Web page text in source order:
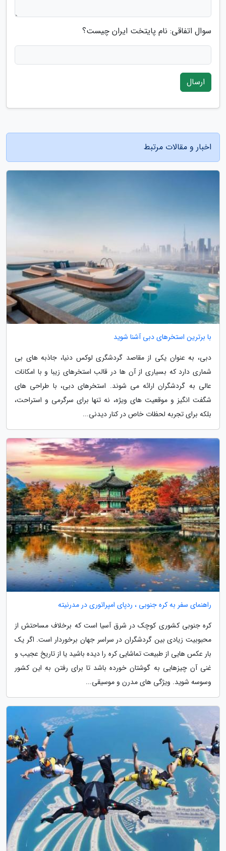
سوال اتفاقی: نام پایتخت ایران چیست؟
ارسال
اخبار و مقالات مرتبط
با برترین استخرهای دبی آشنا شوید
دبی، به عنوان یکی از مقاصد گردشگری لوکس دنیا، جاذبه های بی
شماری دارد که بسیاری از آن ها در قالب استخرهای زیبا و با امکانات
عالی به گردشگران ارائه می شوند. استخرهای دبی، با طراحی های
شگفت انگیز و موقعیت های ویژه، نه تنها برای سرگرمی و استراحت،
بلکه برای تجربه لحظات خاص در کنار دیدنی...
راهنمای سفر به کره جنوبی ، ردپای امپراتوری در مدرنیته
کره جنوبی کشوری کوچک در شرق آسیا است که برخلاف مساحتش از
محبوبیت زیادی بین گردشگران در سراسر جهان برخوردار است. اگر یک
بار عکس هایی از طبیعت تماشایی کره را دیده باشید یا از تاریخ عجیب و
غنی آن چیزهایی به گوشتان خورده باشد تا برای رفتن به این کشور
وسوسه شوید. ویژگی های مدرن و موسیقی...